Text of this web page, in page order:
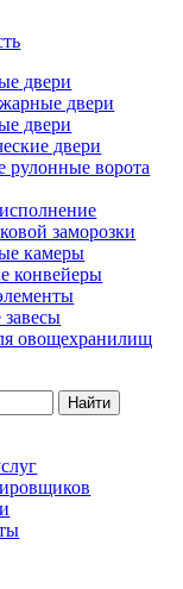
двери
двери
двери
двери
рулонные ворота
заморозки
камеры
конвейеры
овощехранилищ